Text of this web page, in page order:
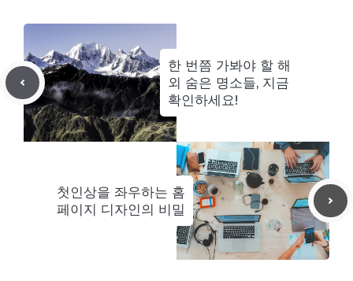
한 번쯤 가봐야 할 해
외 숨은 명소들, 지금
확인하세요!
첫인상을 좌우하는 홈
페이지 디자인의 비밀